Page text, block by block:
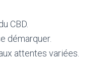
CBD.
démarquer.
attentes variées.